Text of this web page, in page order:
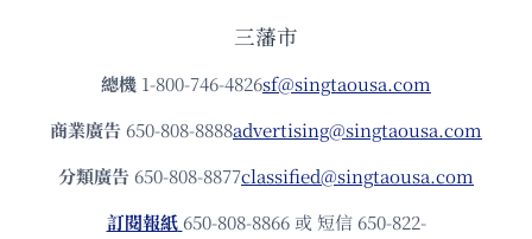
三藩市
總機 1-800-746-4826sf@singtaousa.com
商業廣告 650-808-8888advertising@singtaousa.com
分類廣告 650-808-8877classified@singtaousa.com
訂閱報紙 650-808-8866 或 短信 650-822-